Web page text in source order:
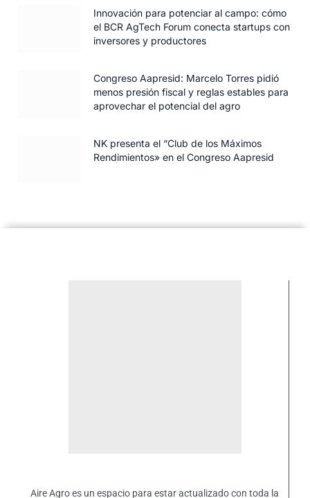
Innovación para potenciar al campo: cómo
el BCR AgTech Forum conecta startups con
inversores y productores
Congreso Aapresid: Marcelo Torres pidió
menos presión fiscal y reglas estables para
aprovechar el potencial del agro
NK presenta el “Club de los Máximos
Rendimientos» en el Congreso Aapresid
Aire Agro es un espacio para estar actualizado con toda la